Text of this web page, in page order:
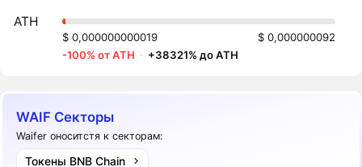
ATH
$ 0,000000000019
$ 0,000000092
-100% от ATH · +38321% до ATH
WAIF Секторы
Waifer оноситстя к секторам:
Токены BNB Chain